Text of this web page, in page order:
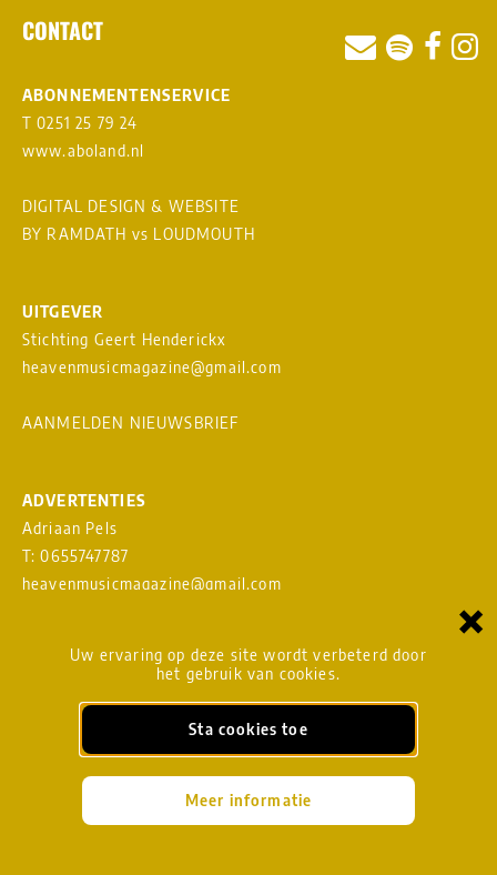
Uw ervaring op deze site wordt verbeterd door
het gebruik van cookies.
Sta cookies toe
Meer informatie
×
CONTACT
ABONNEMENTENSERVICE
T 0251 25 79 24
www.aboland.nl
DIGITAL DESIGN & WEBSITE
BY RAMDATH vs LOUDMOUTH
UITGEVER
Stichting Geert Henderickx
heavenmusicmagazine@gmail.com
AANMELDEN NIEUWSBRIEF
ADVERTENTIES
Adriaan Pels
T: 0655747787
heavenmusicmagazine@gmail.com
BLADMANAGEMENT
heavenmusicmagazine@gmail.com